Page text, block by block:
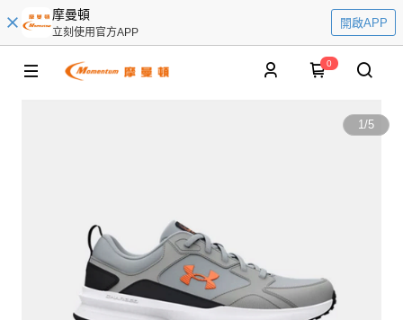
摩曼頓
立刻使用官方APP
開啟APP
0
1/5